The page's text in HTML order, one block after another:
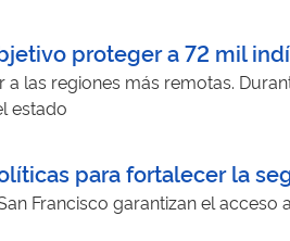
proteger a 72 mil
las regiones más remotas.
estado
para fortalecer la
Francisco garantizan el